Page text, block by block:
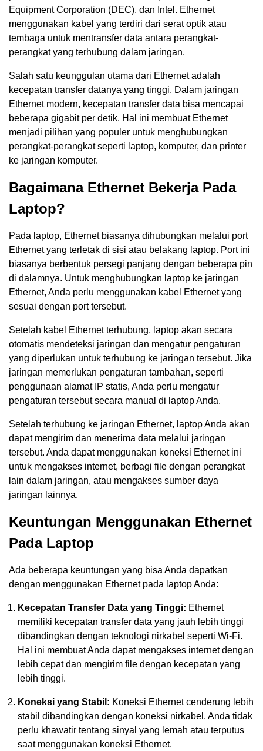
Equipment Corporation (DEC), dan Intel. Ethernet
menggunakan kabel yang terdiri dari serat optik atau
tembaga untuk mentransfer data antara perangkat-
perangkat yang terhubung dalam jaringan.
Salah satu keunggulan utama dari Ethernet adalah
kecepatan transfer datanya yang tinggi. Dalam jaringan
Ethernet modern, kecepatan transfer data bisa mencapai
beberapa gigabit per detik. Hal ini membuat Ethernet
menjadi pilihan yang populer untuk menghubungkan
perangkat-perangkat seperti laptop, komputer, dan printer
ke jaringan komputer.
Bagaimana Ethernet Bekerja Pada
Laptop?
Pada laptop, Ethernet biasanya dihubungkan melalui port
Ethernet yang terletak di sisi atau belakang laptop. Port ini
biasanya berbentuk persegi panjang dengan beberapa pin
di dalamnya. Untuk menghubungkan laptop ke jaringan
Ethernet, Anda perlu menggunakan kabel Ethernet yang
sesuai dengan port tersebut.
Setelah kabel Ethernet terhubung, laptop akan secara
otomatis mendeteksi jaringan dan mengatur pengaturan
yang diperlukan untuk terhubung ke jaringan tersebut. Jika
jaringan memerlukan pengaturan tambahan, seperti
penggunaan alamat IP statis, Anda perlu mengatur
pengaturan tersebut secara manual di laptop Anda.
Setelah terhubung ke jaringan Ethernet, laptop Anda akan
dapat mengirim dan menerima data melalui jaringan
tersebut. Anda dapat menggunakan koneksi Ethernet ini
untuk mengakses internet, berbagi file dengan perangkat
lain dalam jaringan, atau mengakses sumber daya
jaringan lainnya.
Keuntungan Menggunakan Ethernet
Pada Laptop
Ada beberapa keuntungan yang bisa Anda dapatkan
dengan menggunakan Ethernet pada laptop Anda:
Kecepatan Transfer Data yang Tinggi: Ethernet
memiliki kecepatan transfer data yang jauh lebih tinggi
dibandingkan dengan teknologi nirkabel seperti Wi-Fi.
Hal ini membuat Anda dapat mengakses internet dengan
lebih cepat dan mengirim file dengan kecepatan yang
lebih tinggi.
Koneksi yang Stabil: Koneksi Ethernet cenderung lebih
stabil dibandingkan dengan koneksi nirkabel. Anda tidak
perlu khawatir tentang sinyal yang lemah atau terputus
saat menggunakan koneksi Ethernet.